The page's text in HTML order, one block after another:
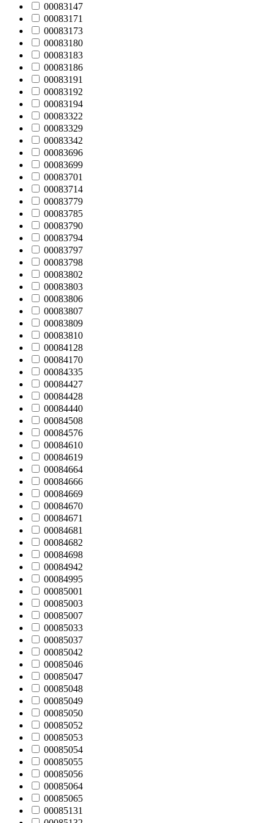
00083147
00083171
00083173
00083180
00083183
00083186
00083191
00083192
00083194
00083322
00083329
00083342
00083696
00083699
00083701
00083714
00083779
00083785
00083790
00083794
00083797
00083798
00083802
00083803
00083806
00083807
00083809
00083810
00084128
00084170
00084335
00084427
00084428
00084440
00084508
00084576
00084610
00084619
00084664
00084666
00084669
00084670
00084671
00084681
00084682
00084698
00084942
00084995
00085001
00085003
00085007
00085033
00085037
00085042
00085046
00085047
00085048
00085049
00085050
00085052
00085053
00085054
00085055
00085056
00085064
00085065
00085131